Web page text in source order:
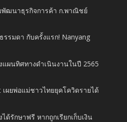
พัฒนาธุรกิจการค้า ก.พาณิชย์
รรมดา กับครั้งแรก! Nanyang
แผนทิศทางดำเนินงานในปี 2565
เผยพ่อแม่ชาวไทยยุคโควิดรายได้
ด้รักษาฟรี หากถูกเรียกเก็บเงิน